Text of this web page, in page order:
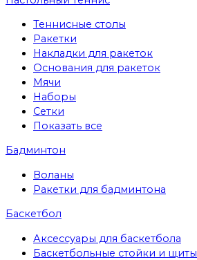
Теннисные столы
Ракетки
Накладки для ракеток
Основания для ракеток
Мячи
Наборы
Сетки
Показать все
Бадминтон
Воланы
Ракетки для бадминтона
Баскетбол
Аксессуары для баскетбола
Баскетбольные стойки и щиты